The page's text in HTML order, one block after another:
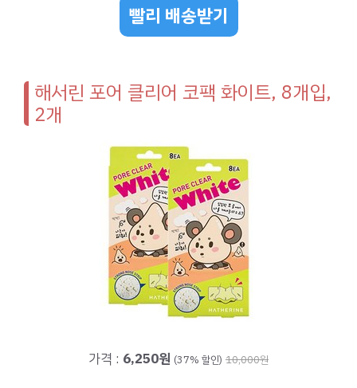
빨리 배송받기
해서린 포어 클리어 코팩 화이트, 8개입,
2개
가격 : 6,250원 (37% 할인) 10,000원